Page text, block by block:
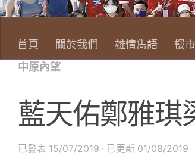
首頁 關於我們 雄情雋語 樓
中原內望
藍天佑鄭雅琪
已發表 15/07/2019 · 已更新 01/08/2019